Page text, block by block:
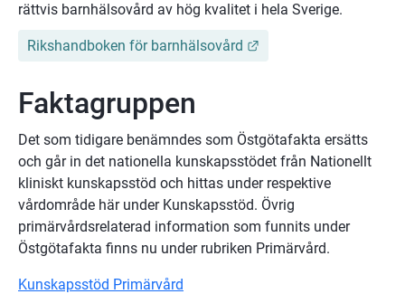
rättvis barnhälsovård av hög kvalitet i hela Sverige.
Rikshandboken för barnhälsovård
Faktagruppen
Det som tidigare benämndes som Östgötafakta ersätts
och går in det nationella kunskapsstödet från Nationellt
kliniskt kunskapsstöd och hittas under respektive
vårdområde här under Kunskapsstöd. Övrig
primärvårdsrelaterad information som funnits under
Östgötafakta finns nu under rubriken Primärvård.
Kunskapsstöd Primärvård